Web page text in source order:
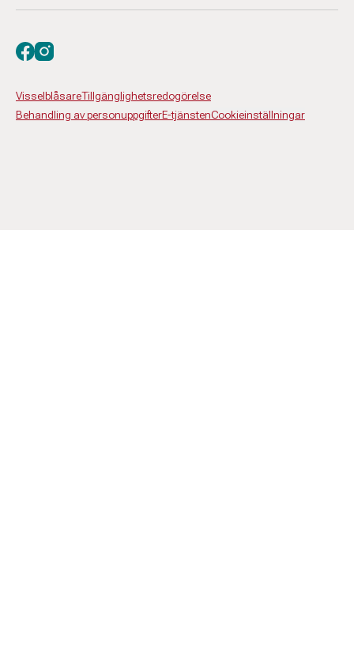
VisselblåsareTillgänglighetsredogörelse
Behandling av personuppgifterE-tjänstenCookieinställningar
Besök oss på facebook
Besök oss på instagram